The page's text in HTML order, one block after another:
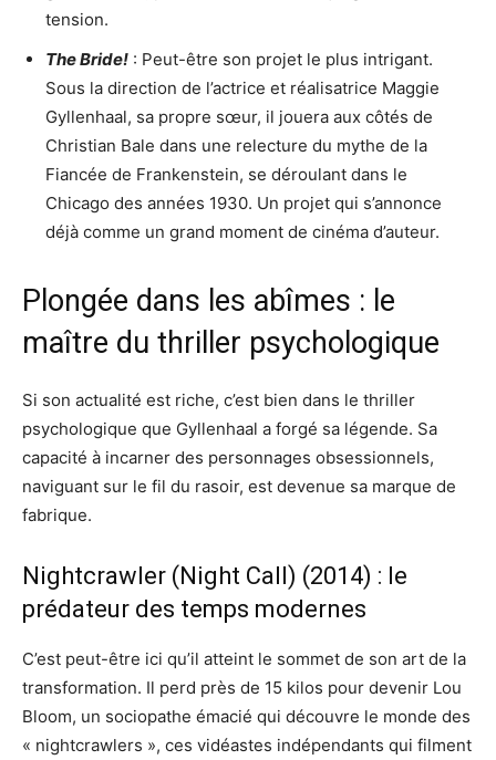
tension.
The Bride! : Peut-être son projet le plus intrigant.
Sous la direction de l’actrice et réalisatrice Maggie
Gyllenhaal, sa propre sœur, il jouera aux côtés de
Christian Bale dans une relecture du mythe de la
Fiancée de Frankenstein, se déroulant dans le
Chicago des années 1930. Un projet qui s’annonce
déjà comme un grand moment de cinéma d’auteur.
Plongée dans les abîmes : le
maître du thriller psychologique
Si son actualité est riche, c’est bien dans le thriller
psychologique que Gyllenhaal a forgé sa légende. Sa
capacité à incarner des personnages obsessionnels,
naviguant sur le fil du rasoir, est devenue sa marque de
fabrique.
Nightcrawler (Night Call) (2014) : le
prédateur des temps modernes
C’est peut-être ici qu’il atteint le sommet de son art de la
transformation. Il perd près de 15 kilos pour devenir Lou
Bloom, un sociopathe émacié qui découvre le monde des
« nightcrawlers », ces vidéastes indépendants qui filment